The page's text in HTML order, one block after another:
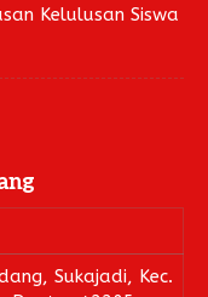
Kelulusan Siswa
Sukajadi, Kec.